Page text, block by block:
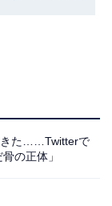
きた……Twitterで
の正体」